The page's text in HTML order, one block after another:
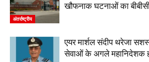
अंतर्राष्ट्रीय
खौफनाक घटनाओं का
एयर मार्शल संदीप थरेजा
सेवाओं के अगले महानिदेशक